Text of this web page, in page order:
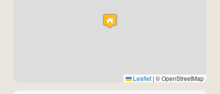
Leaflet | © OpenStreetMap